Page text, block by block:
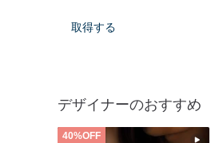
取得する
デザイナーのおすすめ
40%OFF